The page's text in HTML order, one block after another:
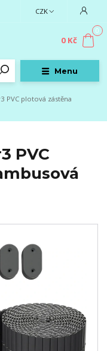
Menu
CZK
0
0 Kč
PVC plotová zástěna
PVC